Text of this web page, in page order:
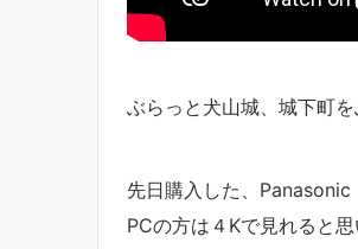
ぶらっと犬山城、城下町
先日購入した、
PCの方は４Kで見れると思